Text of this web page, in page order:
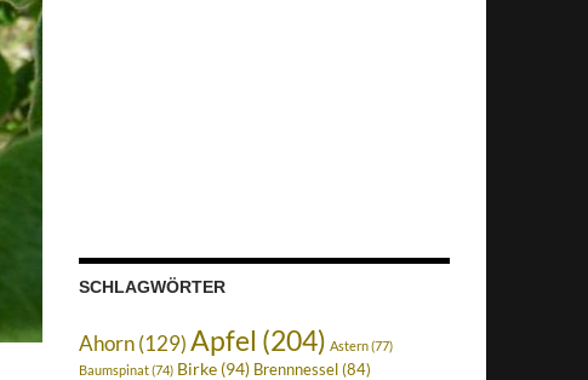
SCHLAGWÖRTER
Ahorn(129)Apfel (204) Astern(77)
Baumspinat(74) Birke (94) Brennnessel (84)